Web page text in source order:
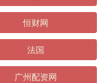
恒财网
法国
广州配资网